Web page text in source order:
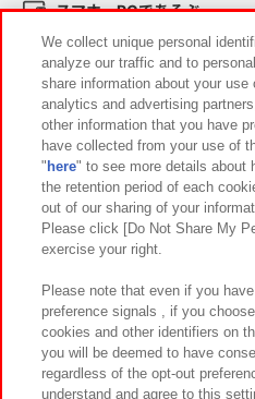
スマホ・PCであそぶ
イベント・キャンペーン
関連会社 サステナビリ
プライバシーポリシー ウェブ
お取引先さまとともに
カスタマーハラスメント対応方針
We collect unique personal
analyze our traffic and to
share information about your use
analytics and advertising
other information that you have
have collected from your use of
" here" to see more details about
the retention period of each
out of our sharing of your
Please click [Do Not Share My
exercise your right.
Please note that even if you
preference signals , if you
cookies and other identifiers on
you will be deemed to have
regardless of the opt-out
understand and agree to this